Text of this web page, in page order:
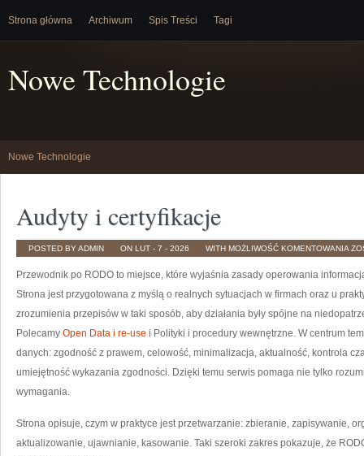
Strona główna Archiwum Spis Treści Tagi
Nowe Technologie
Nowe Technologie
Audyty i certyfikacje
POSTED BY ADMIN ON LUT - 7 - 2026 WITH MOŻLIWOŚĆ KOMENTOWANIA
I
Przewodnik po RODO to miejsce, które wyjaśnia zasady operowania
Strona jest przygotowana z myślą o realnych sytuacjach w firmach oraz u
zrozumienia przepisów w taki sposób, aby działania były spójne na
Polecamy Open Data i re-use i Polityki i procedury wewnętrzne. W centrum
danych: zgodność z prawem, celowość, minimalizacja, aktualność, kontrola
umiejętność wykazania zgodności. Dzięki temu serwis pomaga nie tylko
wymagania.
Strona opisuje, czym w praktyce jest przetwarzanie: zbieranie, zapisywanie,
aktualizowanie, ujawnianie, kasowanie. Taki szeroki zakres pokazuje, że